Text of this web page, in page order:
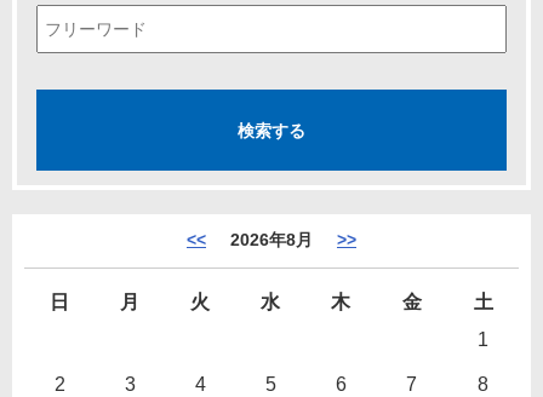
<< 2026年8月 >>
日 月 火 水 木 金
土
1
2 3 4 5 6 7 8